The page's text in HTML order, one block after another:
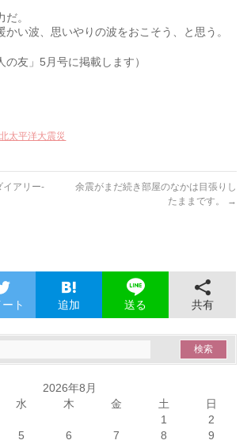
。
かい波、思いやりの波をおこそう、と思う。
の友」5月号に掲載します）
太平洋大震災
イアリー-
余震がまだ続き部屋のなかは目張りし
たままです。
→
ト 追加 送る 共有
2026年8月
水 木 金 土 日
1
2
5 6 7 8
9